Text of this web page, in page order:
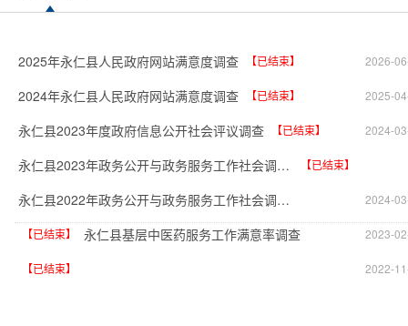
2025年永仁县人民政府网站满意度调查 【已结束】 2026-
2024年永仁县人民政府网站满意度调查 【已结束】 2025-
永仁县2023年度政府信息公开社会评议调查 【已结束】 2024-
永仁县2023年政务公开与政务服务工作社会调查问卷 【已结束】
2024-
永仁县2022年政务公开与政务服务工作社会调查问卷
【已结束】 2023-
永仁县基层中医药服务工作满意率调查
【已结束】 2022-